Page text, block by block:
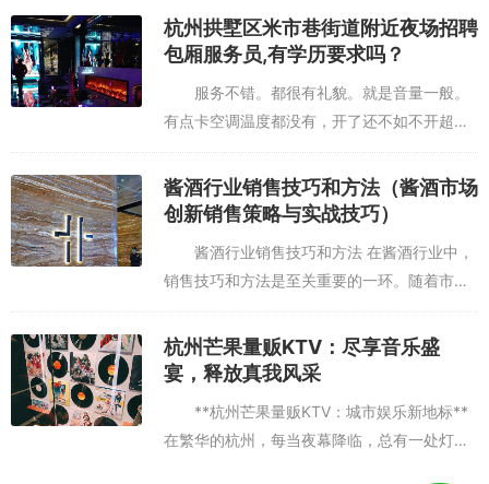
乐休闲的首选之一，不仅是唱歌的场所，更是
朋友聚会、生日庆...
杭州拱墅区米市巷街道附近夜场招聘
包厢服务员,有学历要求吗？
服务不错。都很有礼貌。就是音量一般。
有点卡空调温度都没有，开了还不如不开超
棒，在最后阶段抢到优惠券。歌新音响棒。套
餐的品质也一流。必须赞一下离家近，又便
宜……就这样！！！！！！！杭州拱...
酱酒行业销售技巧和方法（酱酒市场
创新销售策略与实战技巧）
酱酒行业销售技巧和方法 在酱酒行业中，
销售技巧和方法是至关重要的一环。随着市场
竞争的日益激烈，如何有效地推广和销售酱酒
产品，成为了每个经销商和销售人员必须面对
的挑战。本文将介绍一些有...
杭州芒果量贩KTV：尽享音乐盛
宴，释放真我风采
**杭州芒果量贩KTV：城市娱乐新地标**
在繁华的杭州，每当夜幕降临，总有一处灯火